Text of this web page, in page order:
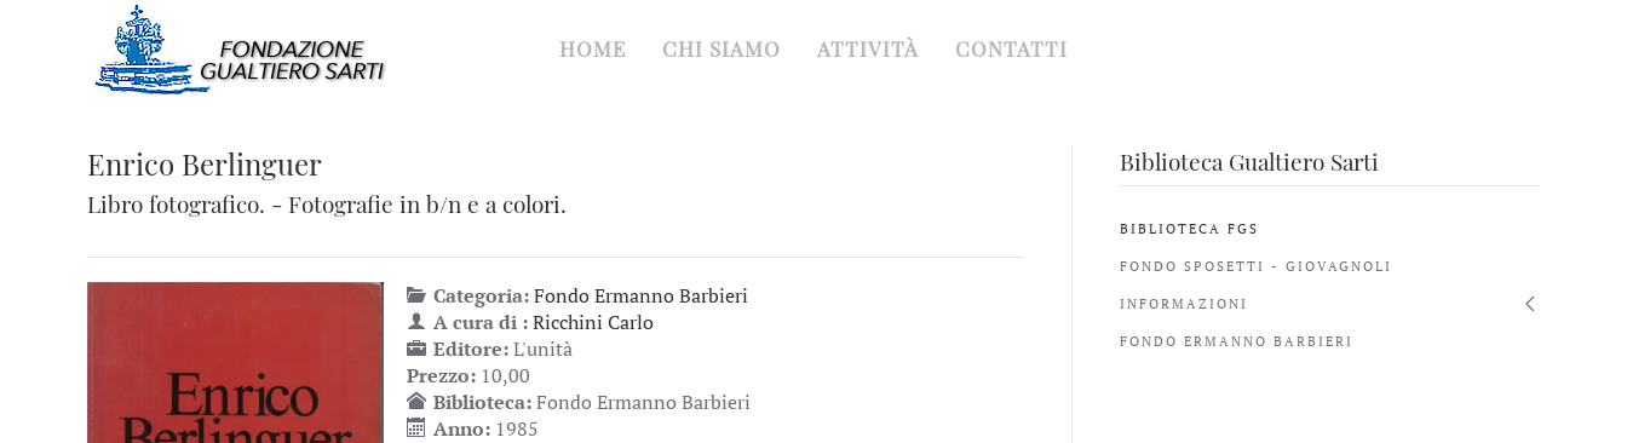
HOME CHI SIAMO ATTIVITÀ CONTATTI
Enrico Berlinguer
Libro fotografico. - Fotografie in b/n e a colori.
Categoria:Fondo Ermanno Barbieri
A cura di :Ricchini Carlo
Editore:L'unità
Prezzo: 10,00
Biblioteca:Fondo Ermanno Barbieri
Anno: 1985
Biblioteca Gualtiero Sarti
BIBLIOTECA FGS
FONDO SPOSETTI - GIOVAGNOLI
INFORMAZIONI
FONDO ERMANNO BARBIERI